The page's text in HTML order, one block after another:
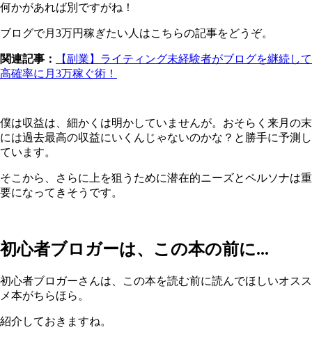
何かがあれば別ですがね！
ブログで月3万円稼ぎたい人はこちらの記事をどうぞ。
関連記事：
【副業】ライティング未経験者がブログを継続して
高確率に月3万稼ぐ術！
僕は収益は、細かくは明かしていませんが。おそらく来月の末
には過去最高の収益にいくんじゃないのかな？と勝手に予測し
ています。
そこから、さらに上を狙うために潜在的ニーズとペルソナは重
要になってきそうです。
初心者ブロガーは、この本の前に...
初心者ブロガーさんは、この本を読む前に読んでほしいオスス
メ本がちらほら。
紹介しておきますね。